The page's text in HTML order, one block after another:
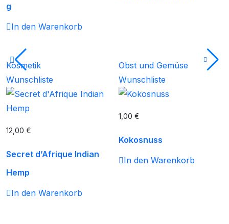
g
In den Warenkorb
Kosmetik
Wunschliste
12,00 €
Secret d’Afrique Indian
Hemp
In den Warenkorb
Obst und Gemüse
Wunschliste
1,00€
Kokosnuss
In den Warenkorb